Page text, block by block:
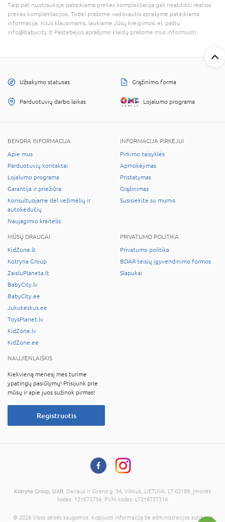
Taip pat nuotraukoje pateikiama prekės komplektacija gali neatitikti realios
prekės komplektacijos. Todėl prašome vadovautis aprašyme pateikiama
informacija. Kilus klausimams, laukiame Jūsų kreipimosi el. paštu
info@babycity.lt Pastebėjus aprašymo klaidų prašome mus informuoti.
Užsakymo statusas Grąžinimo forma
Parduotuvių darbo laikas Lojalumo programa
BENDRA INFORMACIJA
Apie mus
Parduotuvių kontaktai
Lojalumo programa
Garantija ir priežiūra
Konsultuojame dėl vežimėlių ir
autokėdučių
Naujagimio kraitelis
INFORMACIJA PIRKĖJUI
Pirkimo taisyklės
Apmokėjimas
Pristatymas
Grąžinimas
Susisiekite su mumis
MŪSŲ DRAUGAI
KidZone.lt
Kotryna Group
ZaisluPlaneta.lt
BabyCity.lv
BabyCity.ee
Jukukeskus.ee
ToysPlanet.lv
KidZone.lv
KidZone.ee
PRIVATUMO POLITIKA
Privatumo politika
BDAR teisių įgyvendinimo formos
Slapukai
NAUJIENLAIŠKIS
Kiekvieną mėnesį mes turime
ypatingų pasiūlymų! Prisijunk prie
mūsų ir apie juos sužinok pirmas!
Registruotis
Kotryna Group, UAB , Dariaus ir Girėno g. 34, Vilnius, LIETUVA, LT-02189, Įmonės
kodas: 121673734, PVM kodas: LT216737314
© 2026 Visos teisės saugomos. Kopijuoti informaciją be administracijos sutikimo